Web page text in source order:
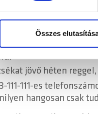
weboldalforgalmunk
weboldalhasználatra
Összes
csokit hoz –
reggel Balázsék
jövő héten reggel,
111-111-es
hangosan csak